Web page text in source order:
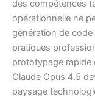
des compétences
opérationnelle ne
génération de code
pratiques
prototypage rapide
Claude Opus 4.5
paysage